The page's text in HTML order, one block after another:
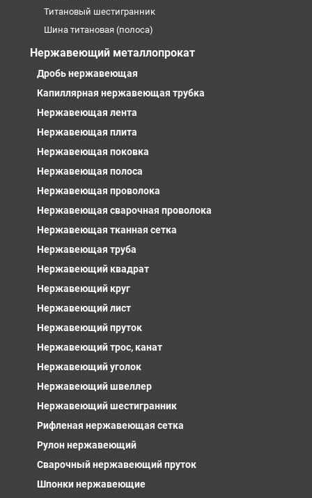
Титановый шестигранник
Шина титановая (полоса)
Нержавеющий металлопрокат
Дробь нержавеющая
Капиллярная нержавеющая трубка
Нержавеющая лента
Нержавеющая плита
Нержавеющая поковка
Нержавеющая полоса
Нержавеющая проволока
Нержавеющая сварочная проволока
Нержавеющая тканная сетка
Нержавеющая труба
Нержавеющий квадрат
Нержавеющий круг
Нержавеющий лист
Нержавеющий пруток
Нержавеющий трос, канат
Нержавеющий уголок
Нержавеющий швеллер
Нержавеющий шестигранник
Рифленая нержавеющая сетка
Рулон нержавеющий
Сварочный нержавеющий пруток
Шпонки нержавеющие